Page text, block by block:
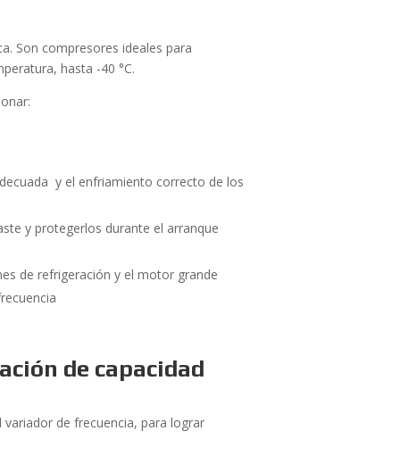
Son compresores ideales para
hasta -40 °C.
y el enfriamiento correcto de los
y protegerlos durante el arranque
de refrigeración y el motor grande
de capacidad
de frecuencia, para lograr